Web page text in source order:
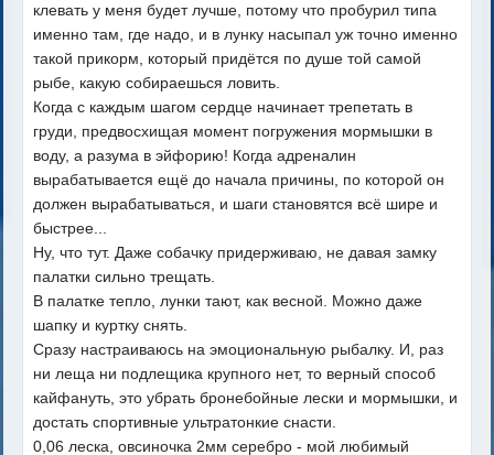
клевать у меня будет лучше, потому что пробурил типа
именно там, где надо, и в лунку насыпал уж точно именно
такой прикорм, который придётся по душе той самой
рыбе, какую собираешься ловить.
Когда с каждым шагом сердце начинает трепетать в
груди, предвосхищая момент погружения мормышки в
воду, а разума в эйфорию! Когда адреналин
вырабатывается ещё до начала причины, по которой он
должен вырабатываться, и шаги становятся всё шире и
быстрее...
Ну, что тут. Даже собачку придерживаю, не давая замку
палатки сильно трещать.
В палатке тепло, лунки тают, как весной. Можно даже
шапку и куртку снять.
Сразу настраиваюсь на эмоциональную рыбалку. И, раз
ни леща ни подлещика крупного нет, то верный способ
кайфануть, это убрать бронебойные лески и мормышки, и
достать спортивные ультратонкие снасти.
0,06 леска, овсиночка 2мм серебро - мой любимый